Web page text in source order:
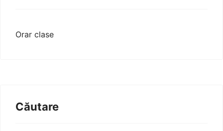
Orar clase
Căutare